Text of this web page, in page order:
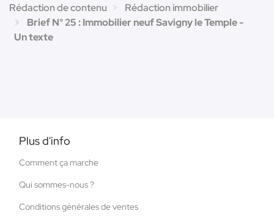
Rédaction de contenu
Rédaction immobilier
Brief N° 25 : Immobilier neuf Savigny le Temple -
Un texte
Plus d'info
Comment ça marche
Qui sommes-nous ?
Conditions générales de ventes